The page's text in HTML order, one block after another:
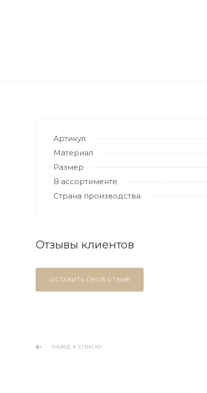
Артикул
Материал
Размер
В ассортименте
Страна производства
Отзывы клиентов
ОСТАВИТЬ СВОЙ ОТЗЫВ
НАЗАД К СПИСКУ